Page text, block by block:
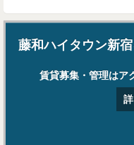
藤和ハイタウン新
賃貸募集・管理はア